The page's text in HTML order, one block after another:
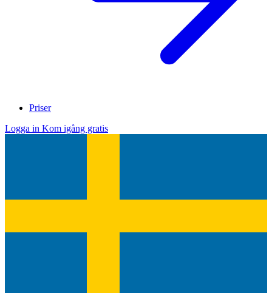
Priser
Logga in Kom igång gratis